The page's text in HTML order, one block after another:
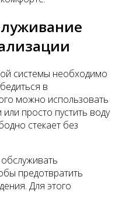
системы необходимо
в
можно использовать
просто пустить воду
стекает без
предотвратить
Для этого